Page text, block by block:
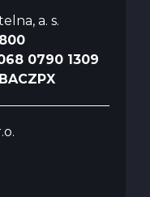
a. s.
0790 1309